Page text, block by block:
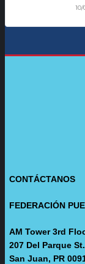
CONTÁCTANOS
FEDERACIÓN
AM Tower 3rd
207 Del Parque St.
San Juan, PR